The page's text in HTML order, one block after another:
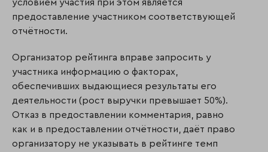
условием участия при этом является
предоставление участником соответствующей
отчётности.
Организатор рейтинга вправе запросить у
участника информацию о факторах,
обеспечивших выдающиеся результаты его
деятельности (рост выручки превышает 50%).
Отказ в предоставлении комментария, равно
как и в предоставлении отчётности, даёт право
организатору не указывать в рейтинге темп